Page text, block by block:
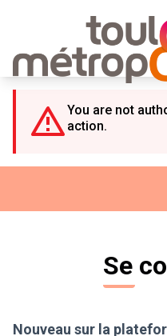
You are not
action.
Se
Nouveau sur la